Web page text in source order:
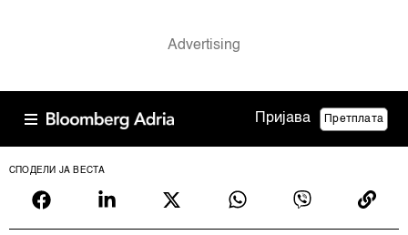
Пријава Претплата
СПОДЕЛИ ЈА ВЕСТА